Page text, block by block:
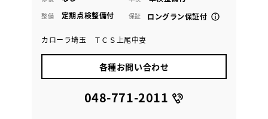
整備 定期点検整備付 保証 ロングラン保証付
カローラ埼玉 ＴＣＳ上尾中妻
各種お問い合わせ
048-771-2011